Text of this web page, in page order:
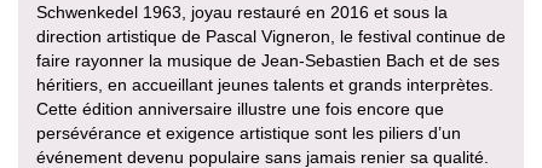
Schwenkedel 1963, joyau restauré en 2016 et sous la
direction artistique de Pascal Vigneron, le festival continue de
faire rayonner la musique de Jean-Sebastien Bach et de ses
héritiers, en accueillant jeunes talents et grands interprètes.
Cette édition anniversaire illustre une fois encore que
persévérance et exigence artistique sont les piliers d’un
événement devenu populaire sans jamais renier sa qualité.